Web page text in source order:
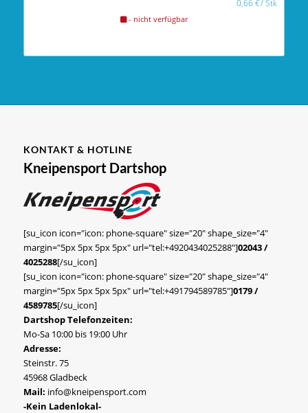
0,66€/Stk
- nicht verfügbar
KONTAKT & HOTLINE
Kneipensport Dartshop
[su_icon icon="icon: phone-square" size="20" shape_size="4"
margin="5px 5px 5px 5px" url="tel:+4920434025288"]02043 /
4025288[/su_icon]
[su_icon icon="icon: phone-square" size="20" shape_size="4"
margin="5px 5px 5px 5px" url="tel:+491794589785"]0179 /
4589785[/su_icon]
Dartshop Telefonzeiten:
Mo-Sa 10:00 bis 19:00 Uhr
Adresse:
Steinstr. 75
45968 Gladbeck
Mail: info@kneipensport.com
-Kein Ladenlokal-